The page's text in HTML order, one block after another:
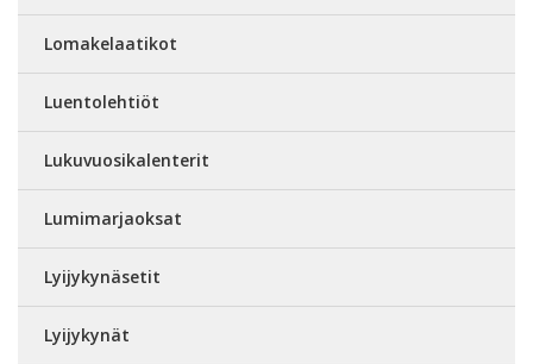
Lomakelaatikot
Luentolehtiöt
Lukuvuosikalenterit
Lumimarjaoksat
Lyijykynäsetit
Lyijykynät